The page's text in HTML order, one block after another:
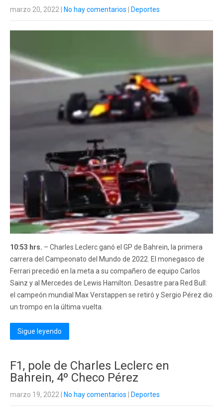
marzo 20, 2022 No hay comentarios Deportes
10:53 hrs. – Charles Leclerc ganó el GP de Bahrein, la primera
carrera del Campeonato del Mundo de 2022. El monegasco de
Ferrari precedió en la meta a su compañero de equipo Carlos
Sainz y al Mercedes de Lewis Hamilton. Desastre para Red Bull:
el campeón mundial Max Verstappen se retiró y Sergio Pérez dio
un trompo en la última vuelta.
Sigue leyendo
F1, pole de Charles Leclerc en
Bahrein, 4º Checo Pérez
marzo 19, 2022 No hay comentarios Deportes